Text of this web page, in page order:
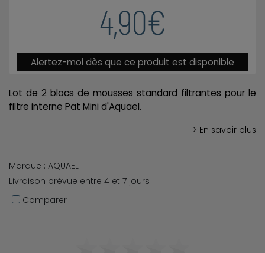
4,90€
Alertez-moi dès que ce produit est disponible
Lot de 2 blocs de mousses standard filtrantes pour le
filtre interne Pat Mini d'Aquael.
> En savoir plus
Marque : AQUAEL
Livraison prévue entre 4 et 7 jours
Comparer